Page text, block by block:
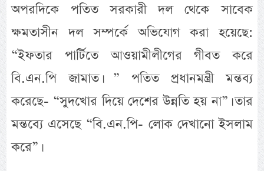
অপরদিকে পতিত সরকারী দল থেকে সাবেক
ক্ষমতাসীন দল সম্পর্কে অভিযোগ করা হয়েছে:
“ইফতার পার্টিতে আওয়ামীলীগের গীবত করে
বি.এন.পি জামাত। ” পতিত প্রধানমন্ত্রী মন্তব্য
করেছে- “সুদখোর দিয়ে দেশের উন্নতি হয় না”। তার
মন্তব্যে এসেছে “বি.এন.পি- লোক দেখানো ইসলাম
করে”।